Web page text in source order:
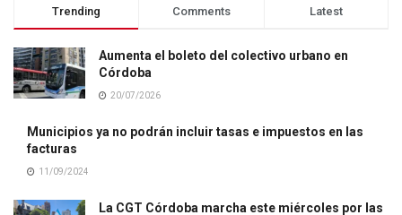
Trending Comments Latest
Aumenta el boleto del colectivo urbano en
Córdoba
20/07/2026
Municipios ya no podrán incluir tasas e impuestos en las
facturas
11/09/2024
La CGT Córdoba marcha este miércoles por las